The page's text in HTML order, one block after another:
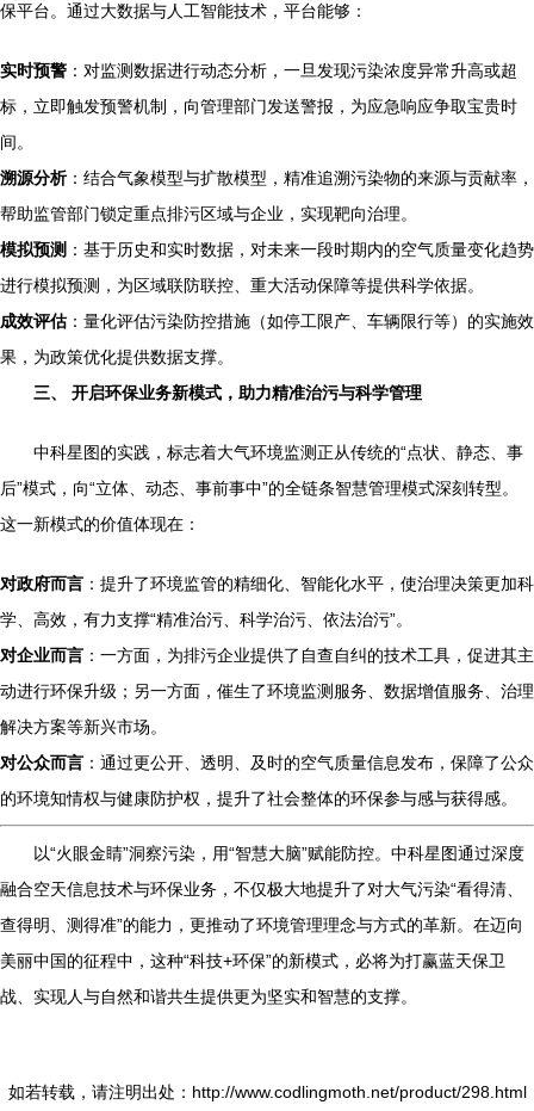
保平台。通过大数据与人工智能技术，平台能够：
实时预警 ：对监测数据进行动态分析，一旦发现污染浓度异常升高或超
标，立即触发预警机制，向管理部门发送警报，为应急响应争取宝贵时
间。
溯源分析：结合气象模型与扩散模型，精准追溯污染物的来源与贡献率，
帮助监管部门锁定重点排污区域与企业，实现靶向治理。
模拟预测 ：基于历史和实时数据，对未来一段时期内的空气质量变化趋势
进行模拟预测，为区域联防联控、重大活动保障等提供科学依据。
成效评估：量化评估污染防控措施（如停工限产、车辆限行等）的实施效
果，为政策优化提供数据支撑。
三、 开启环保业务新模式，助力精准治污与科学管理
中科星图的实践，标志着大气环境监测正从传统的“点状、静态、事
后”模式，向“立体、动态、事前事中”的全链条智慧管理模式深刻转型。
这一新模式的价值体现在：
对政府而言 ：提升了环境监管的精细化、智能化水平，使治理决策更加科
学、高效，有力支撑“精准治污、科学治污、依法治污”。
对企业而言 ：一方面，为排污企业提供了自查自纠的技术工具，促进其主
动进行环保升级；另一方面，催生了环境监测服务、数据增值服务、治理
解决方案等新兴市场。
对公众而言 ：通过更公开、透明、及时的空气质量信息发布，保障了公众
的环境知情权与健康防护权，提升了社会整体的环保参与感与获得感。
以“火眼金睛”洞察污染，用“智慧大脑”赋能防控。中科星图通过深度
融合空天信息技术与环保业务，不仅极大地提升了对大气污染“看得清、
查得明、测得准”的能力，更推动了环境管理理念与方式的革新。在迈向
美丽中国的征程中，这种“科技+环保”的新模式，必将为打赢蓝天保卫
战、实现人与自然和谐共生提供更为坚实和智慧的支撑。
如若转载，请注明出处：http://www.codlingmoth.net/product/298.html